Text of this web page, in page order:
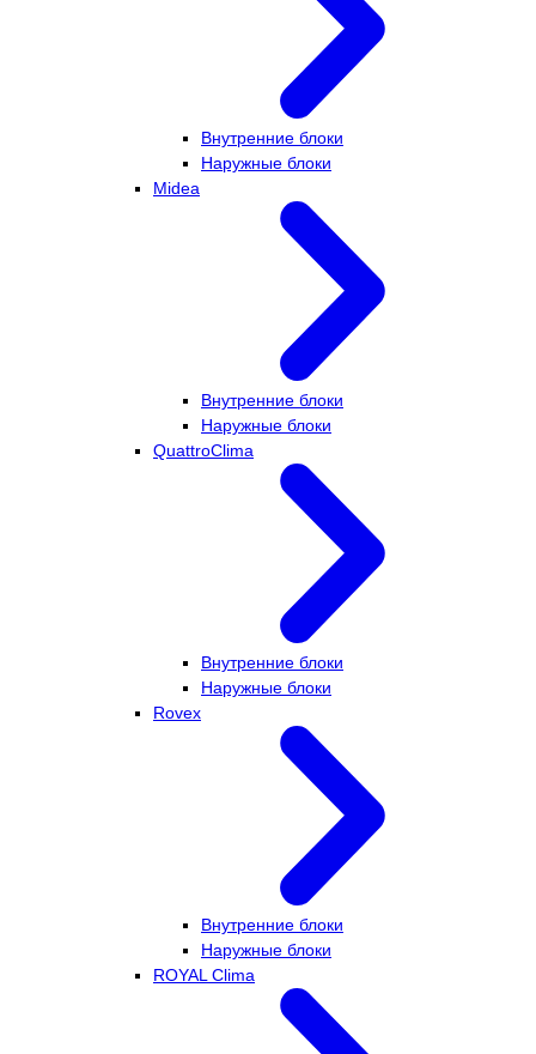
Внутренние блоки
Наружные блоки
Midea
Внутренние блоки
Наружные блоки
QuattroClima
Внутренние блоки
Наружные блоки
Rovex
Внутренние блоки
Наружные блоки
ROYAL Clima